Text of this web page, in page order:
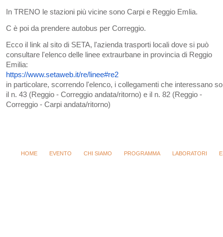
In TRENO le stazioni più vicine sono Carpi e Reggio Emlia.
C è poi da prendere autobus per Correggio.
Ecco il link al sito di SETA, l'azienda trasporti locali dove si può
consultare l'elenco delle linee extraurbane in provincia di Reggio
Emilia:
https://www.setaweb.it/re/linee#re2
in particolare, scorrendo l'elenco, i collegamenti che interessano
il n. 43 (Reggio - Correggio andata/ritorno) e il n. 82 (Reggio -
Correggio - Carpi andata/ritorno)
HOME EVENTO CHI SIAMO PROGRAMMA LABORATORI